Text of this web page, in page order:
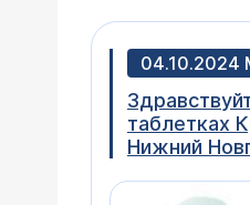
04.10.2024
таблетках
Нижний